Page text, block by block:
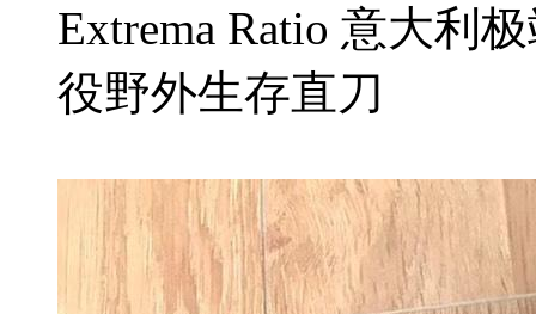
Extrema Ratio 意大利
役野外生存直刀